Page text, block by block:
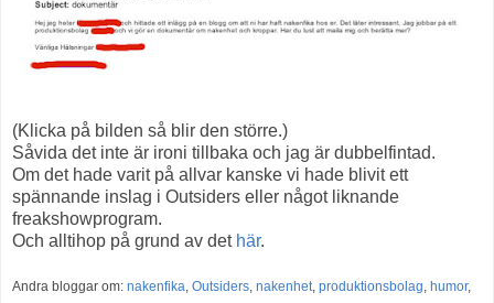
(Klicka på bilden så blir den större.)
Såvida det inte är ironi tillbaka och jag är dubbelfintad.
Om det hade varit på allvar kanske vi hade blivit ett
spännande inslag i Outsiders eller något liknande
freakshowprogram.
Och alltihop på grund av det här.
Andra bloggar om: nakenfika, Outsiders, nakenhet, produktionsbolag, humor,